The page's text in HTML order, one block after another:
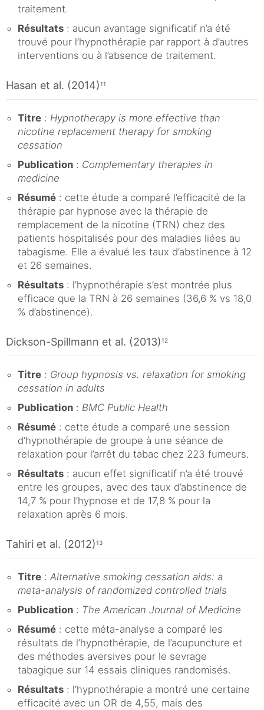
traitement.
Résultats : aucun avantage significatif n’a été
trouvé pour l’hypnothérapie par rapport à d’autres
interventions ou à l’absence de traitement.
Hasan et al. (2014)11
Titre : Hypnotherapy is more effective than
nicotine replacement therapy for smoking
cessation
Publication : Complementary therapies in
medicine
Résumé : cette étude a comparé l’efficacité de la
thérapie par hypnose avec la thérapie de
remplacement de la nicotine (TRN) chez des
patients hospitalisés pour des maladies liées au
tabagisme. Elle a évalué les taux d’abstinence à 12
et 26 semaines.
Résultats : l’hypnothérapie s’est montrée plus
efficace que la TRN à 26 semaines (36,6 % vs 18,0
% d’abstinence).
Dickson-Spillmann et al. (2013)12
Titre : Group hypnosis vs. relaxation for smoking
cessation in adults
Publication : BMC Public Health
Résumé : cette étude a comparé une session
d’hypnothérapie de groupe à une séance de
relaxation pour l’arrêt du tabac chez 223 fumeurs.
Résultats : aucun effet significatif n’a été trouvé
entre les groupes, avec des taux d’abstinence de
14,7 % pour l’hypnose et de 17,8 % pour la
relaxation après 6 mois.
Tahiri et al. (2012)13
Titre : Alternative smoking cessation aids: a
meta-analysis of randomized controlled trials
Publication : The American Journal of Medicine
Résumé : cette méta-analyse a comparé les
résultats de l’hypnothérapie, de l’acupuncture et
des méthodes aversives pour le sevrage
tabagique sur 14 essais cliniques randomisés.
Résultats : l’hypnothérapie a montré une certaine
efficacité avec un OR de 4,55, mais des